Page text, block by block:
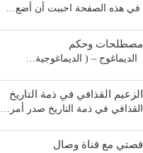
في هذه الصفحة احببت أن أضع…
مصطلحات وحكم
الديماغوج – ( الديماغوجية…
الزعيم القذافي في ذمة التاريخ
القذافي في ذمة التاريخ صدر أمر…
قصتي مع قناة وصال